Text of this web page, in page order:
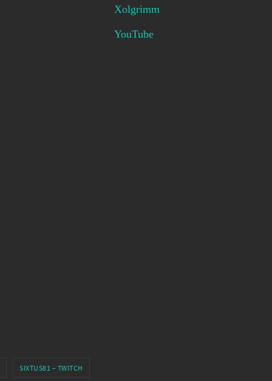
Xolgrimm
YouTube
SIXTUS81 – TWITCH